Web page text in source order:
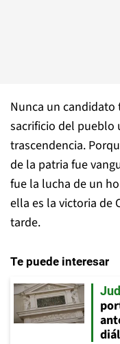
Nunca un
sacrificio del pueblo
trascendencia.
de la patria fue
fue la lucha de un
ella es la victoria de
tarde.
Te puede interesar